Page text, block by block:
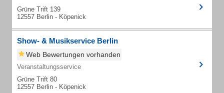
Grüne Trift 139
12557 Berlin - Köpenick
Show- & Musikservice Berlin
Web Bewertungen vorhanden
Veranstaltungsservice
Grüne Trift 80
12557 Berlin - Köpenick